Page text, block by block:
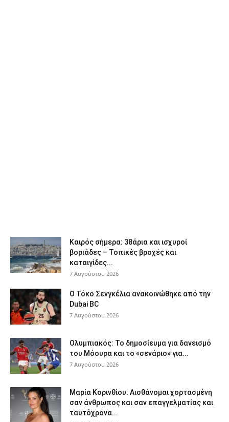
Καιρός σήμερα: 38άρια και ισχυροί
βοριάδες – Τοπικές βροχές και
καταιγίδες...
7 Αυγούστου 2026
Ο Τόκο Σενγκέλια ανακοινώθηκε από την
Dubai BC
7 Αυγούστου 2026
Ολυμπιακός: Το δημοσίευμα για δανεισμό
του Μόουρα και το «σενάριο» για...
7 Αυγούστου 2026
Μαρία Κορινθίου: Αισθάνομαι χορτασμένη
σαν άνθρωπος και σαν επαγγελματίας και
ταυτόχρονα...